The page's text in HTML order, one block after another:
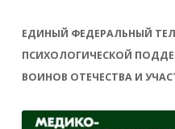
ЕДИНЫЙ ФЕДЕРАЛЬНЫЙ
ПСИХОЛОГИЧЕСКОЙ
ВОИНОВ ОТЕЧЕСТВА И